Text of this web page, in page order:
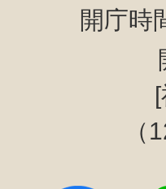
開庁時